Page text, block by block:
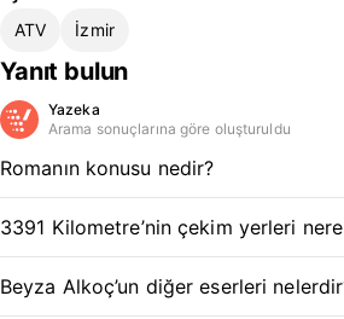
ATV İzmir
Yanıt bulun
Yazeka
Arama sonuçlarına göre oluşturuldu
Romanın konusu nedir?
3391 Kilometre’nin çekim yerleri
Beyza Alkoç’un diğer eserleri